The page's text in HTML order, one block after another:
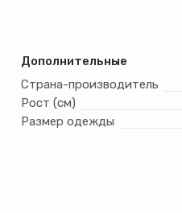
Дополнительные
Страна-производитель
Рост (см)
Размер одежды